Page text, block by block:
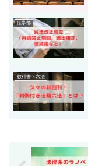
法学部
教科書・六法